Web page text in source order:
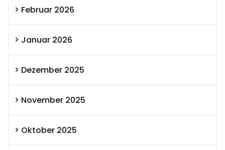
Februar 2026
Januar 2026
Dezember 2025
November 2025
Oktober 2025